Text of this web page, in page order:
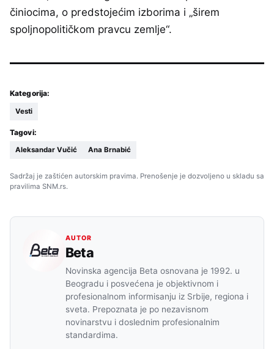
činiocima, o predstojećim izborima i „širem
spoljnopolitičkom pravcu zemlje“.
Kategorija:
Vesti
Tagovi:
Aleksandar Vučić Ana Brnabić
Sadržaj je zaštićen autorskim pravima. Prenošenje je dozvoljeno u skladu sa
pravilima SNM.rs.
AUTOR
Beta
Novinska agencija Beta osnovana je 1992. u
Beogradu i posvećena je objektivnom i
profesionalnom informisanju iz Srbije, regiona i
sveta. Prepoznata je po nezavisnom
novinarstvu i doslednim profesionalnim
standardima.